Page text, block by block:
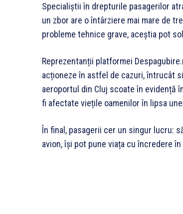
Specialiștii în drepturile pasagerilor
un zbor are o întârziere mai mare de
probleme tehnice grave, aceștia pot
Reprezentanții platformei
acționeze în astfel de cazuri, întrucât
aeroportul din Cluj scoate în evidență
fi afectate viețile oamenilor în lipsa
În final, pasagerii cer un singur lucru:
avion, își pot pune viața cu încredere